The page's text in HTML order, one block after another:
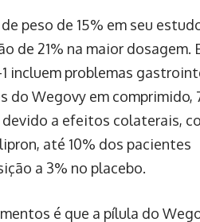
peso de 15% em seu
de 21% na maior dosagem.
incluem problemas
do Wegovy em comprimido,
a efeitos colaterais,
até 10% dos pacientes
a 3% no placebo.
é que a pílula do